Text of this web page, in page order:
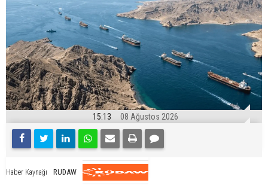
15:13 08 Ağustos 2026
Haber Kaynağı RUDAW